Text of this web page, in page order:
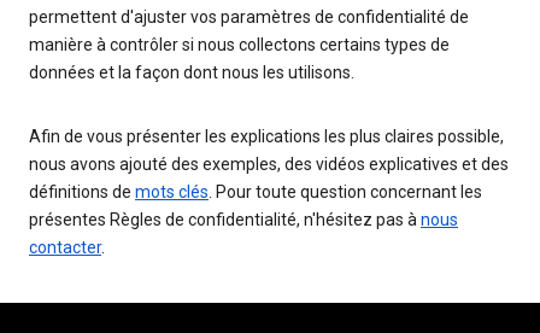
permettent d'ajuster vos paramètres de confidentialité de
manière à contrôler si nous collectons certains types de
données et la façon dont nous les utilisons.
Afin de vous présenter les explications les plus claires possible,
nous avons ajouté des exemples, des vidéos explicatives et des
définitions de mots clés . Pour toute question concernant les
présentes Règles de confidentialité, n'hésitez pas à nous
contacter.